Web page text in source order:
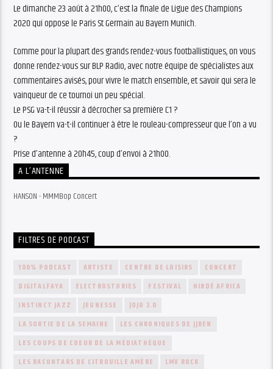
Le dimanche 23 août à 21h00, c’est la finale de Ligue des Champions
2020 qui oppose le Paris St Germain au Bayern Munich.
Comme pour la plupart des grands rendez-vous footballistiques, on vous
donne rendez-vous sur BLP Radio, avec notre équipe de spécialistes aux
commentaires avisés, pour vivre le match ensemble, et savoir qui sera le
vainqueur de ce tournoi un peu spécial.
Le PSG va-t-il réussir à décrocher sa première C1 ?
Ou le Bayern va-t-il continuer à être le rouleau-compresseur que l’on a vu
?
Prise d’antenne à 20h45, coup d’envoi à 21h00.
A L’ANTENNE
HANSON - MMMBop Concert
FILTRES DE PODCAST
100% PODCAST ARTISTE CENTRE DE LOISIRS
CONCERT
DIGITALFAYA
ELECTROSTORIES FESTIVAL
HIRDÉ AFRICA
INSTINCT JAZZ
JEUNESSE
JOJO 3.0
LA SORTIE DE LA SEMAINE
LES CHRONIQUES DE JJBEN
LES COUPS DE COEUR DE LA MÉDIATHÈQUE
LES RACONTARS DE CITROUILLE AMÈRE
LMV ROCK